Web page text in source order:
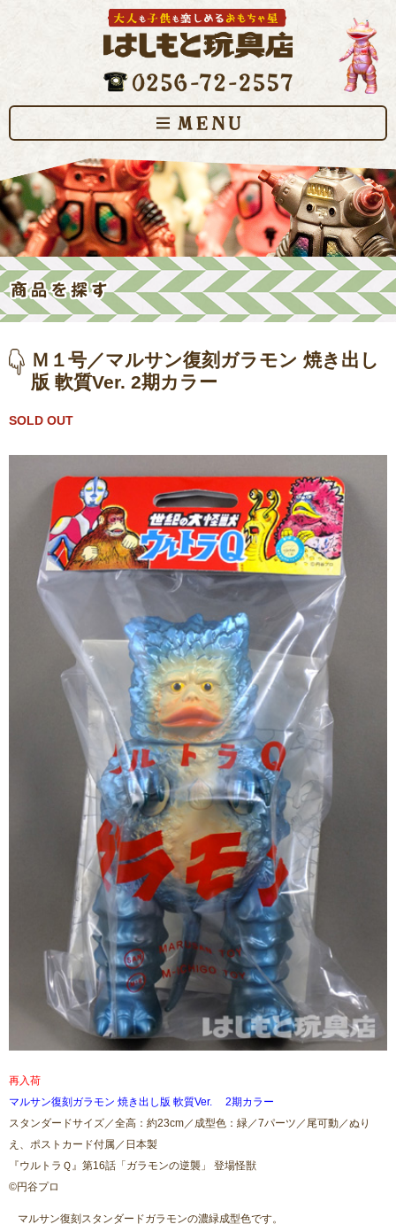
Ｍ１号／マルサン復刻ガラモン 焼き出し
版 軟質Ver. 2期カラー
SOLD OUT
再入荷
マルサン復刻ガラモン 焼き出し版 軟質Ver. 2期カラー
スタンダードサイズ／全高：約23cm／成型色：緑／7パーツ／尾可動／ぬり
え、ポストカード付属／日本製
『ウルトラＱ』第16話「ガラモンの逆襲」 登場怪獣
©円谷プロ
マルサン復刻スタンダードガラモンの濃緑成型色です。